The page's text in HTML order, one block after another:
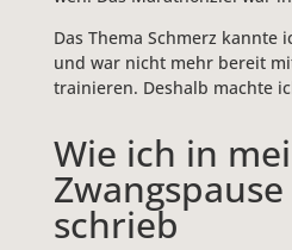
Das Thema Schmerz kannte
und war nicht mehr bereit
trainieren. Deshalb machte
Wie ich in
schrieb